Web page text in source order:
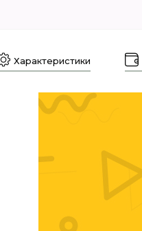
Характеристики